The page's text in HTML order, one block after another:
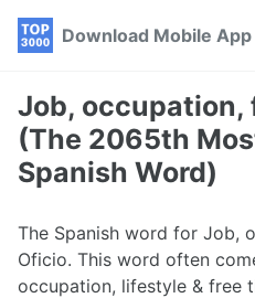
Skip
navigation
Skip
Skip
Download Mobile App
Job,
(The 2065th
Spanish Word)
The Spanish word for Job,
Oficio. This word often
occupation, lifestyle & free